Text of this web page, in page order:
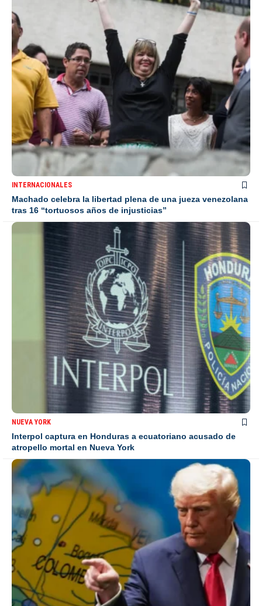
INTERNACIONALES
Machado celebra la libertad plena de una jueza venezolana
tras 16 “tortuosos años de injusticias”
NUEVA YORK
Interpol captura en Honduras a ecuatoriano acusado de
atropello mortal en Nueva York